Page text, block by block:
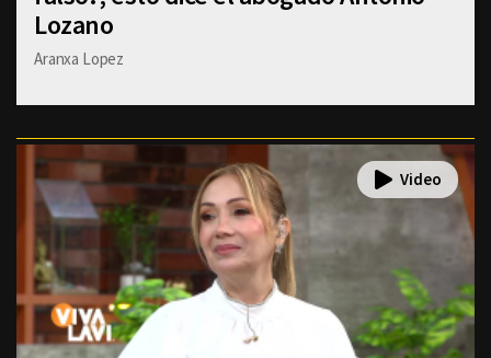
Lozano
Aranxa Lopez